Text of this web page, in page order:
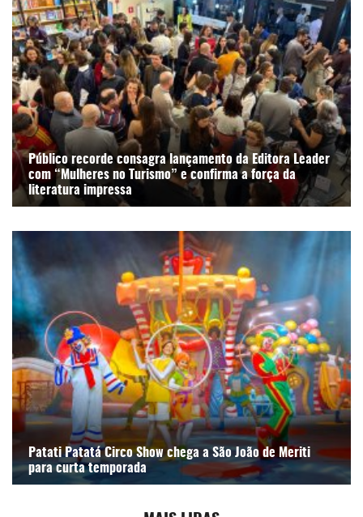
Público recorde consagra lançamento da Editora Leader
com “Mulheres no Turismo” e confirma a força da
literatura impressa
Patati Patatá Circo Show chega a São João de Meriti
para curta temporada